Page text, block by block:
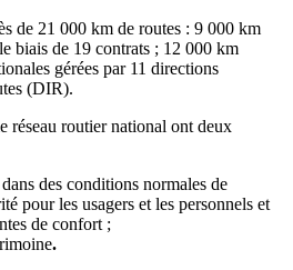
de 21 000 km de routes : 9 000 km
biais de 19 contrats ; 12 000 km
gérées par 11 directions
(DIR).
réseau routier national ont deux
des conditions normales de
pour les usagers et les personnels et
de confort ;
.